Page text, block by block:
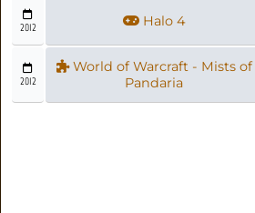
2012 Halo 4
2012
World of Warcraft - Mists of
Pandaria